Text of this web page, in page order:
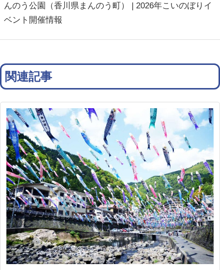
んのう公園（香川県まんのう町） | 2026年こいのぼりイ
ベント開催情報
関連記事